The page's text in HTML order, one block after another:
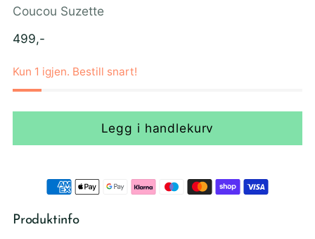
Coucou Suzette
Ordinær
499,-
Kun 1 igjen. Bestill snart!
Legg i handlekurv
Produktinfo